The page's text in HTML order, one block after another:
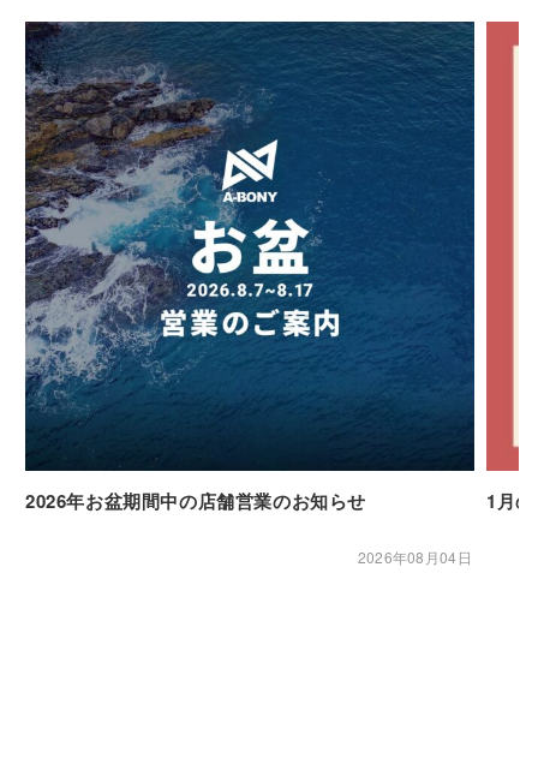
2026年お盆期間中の店舗営業のお知らせ
2026年08月04日
1月